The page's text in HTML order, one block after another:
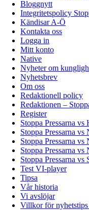
Bloggnytt
Integritetspolicy
Kändisar A-Ö
Kontakta oss
Logga in
Mitt konto
Native
Nyheter om
Nyhetsbrev
Om oss
Redaktionell policy
Redaktionen –
Register
Stoppa Pressarna vs
Stoppa Pressarna vs
Stoppa Pressarna vs
Stoppa Pressarna vs
Stoppa Pressarna vs
Test VI-player
Tipsa
Vår historia
Vi avslöjar
Villkor för nyhetstips